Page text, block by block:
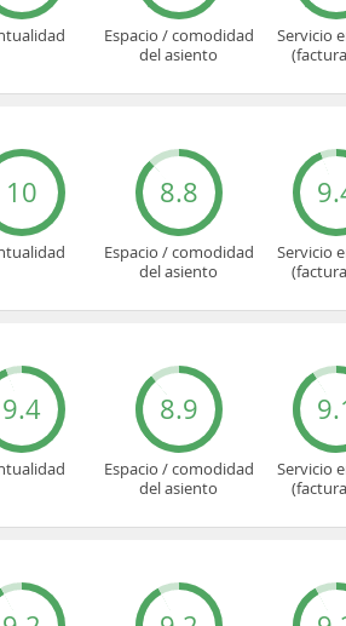
Espacio / comodidad
del asiento
Servicio
10 8.8
Espacio / comodidad
del asiento
Servicio
9.4 8.9
Espacio / comodidad
del asiento
Servicio